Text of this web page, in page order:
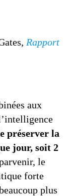
Rapport
aux
préserver la
jour, soit 2
le
forte
plus